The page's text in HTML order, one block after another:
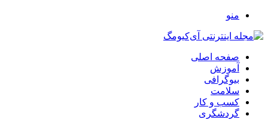
منو
صفحه اصلی
آموزش
بیوگرافی
سلامت
کسب و کار
گردشگری